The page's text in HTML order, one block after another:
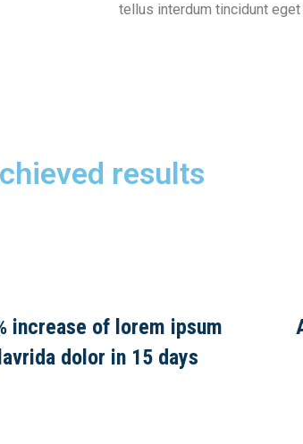
tellus interdum tincidunt eget
results
increase of lorem ipsum
dolor in 15 days